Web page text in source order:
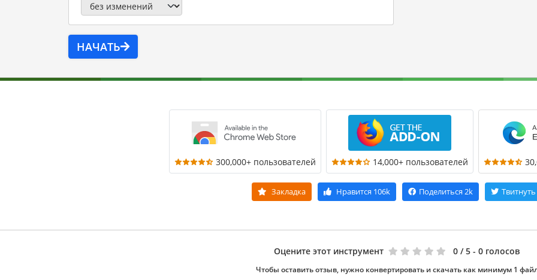
НАЧАТЬ
300,000+ пользователей 14,000+ пользователей
Закладка Нравится 106k Поделиться 2k Твитнуть
Оцените этот инструмент 0 / 5 - 0 голосов
Чтобы оставить отзыв, нужно конвертировать и скачать как минимум 1